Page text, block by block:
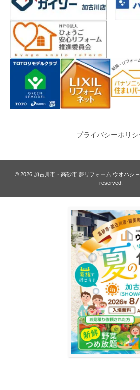
プライバシーポリシ
© 2026 加古川市・高砂市 夢リフォーム ウオハシ
reserved.